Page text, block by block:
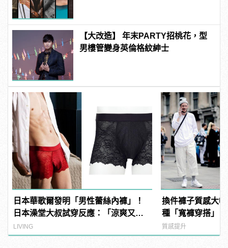
【大改造】 年末PARTY招桃花，型
男樓管變身英倫格紋紳士
日本華歌爾發明「男性蕾絲內褲」！
日本澡堂大叔試穿反應：「涼爽又透
氣！」
LIVING
換件褲子質感大
種「寬褲穿搭」
道！
質感提升